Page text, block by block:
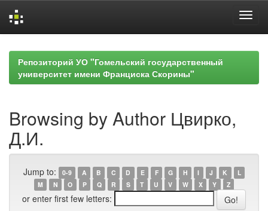
navigationРепозиторий УО "Гомельский государственный
университет имени Франциска Скорины"
Browsing by Author Цвирко,
Д.И.
Jump to: 0-9 A B C D E F G H I J K
L
M
N O P Q R S T U V W X Y Z
or enter first few letters: